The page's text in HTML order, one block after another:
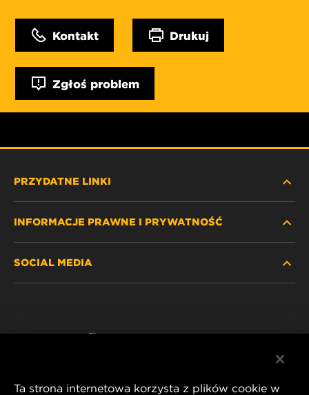
Kontakt Drukuj
Zgłoś problem
PRZYDATNE LINKI
GDZIE KUPIĆ
INFORMACJE PRAWNE I PRYWATNOŚĆ
SOCIAL MEDIA
Ta strona internetowa korzysta z plików cookie w